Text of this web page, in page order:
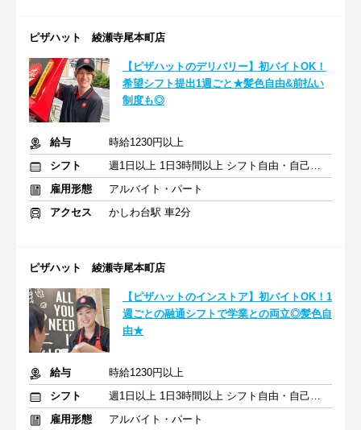
ピザハット 綾瀬寺尾本町店
【ピザハットのデリバリー】初バイトOK！
希望シフト提出1週ごと★髪色自由&前払い
制度も◎
給与
時給1230円以上
シフト
週1日以上 1日3時間以上 シフト自由・自己申告
雇用形態
アルバイト・パート
アクセス
かしわ台駅 車2分
ピザハット 綾瀬寺尾本町店
【ピザハットのインストア】初バイトOK！1
週ごとの融通シフトで学業との両立◎髪色自
由★
給与
時給1230円以上
シフト
週1日以上 1日3時間以上 シフト自由・自己申告
雇用形態
アルバイト・パート